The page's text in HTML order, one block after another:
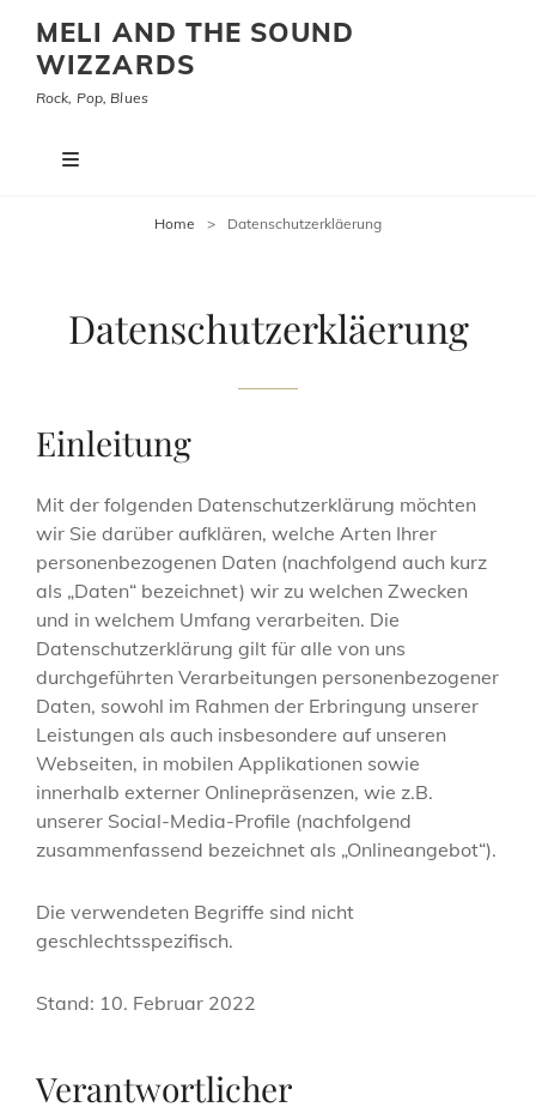
MELI AND THE SOUND
WIZZARDS
Rock, Pop, Blues
Home > Datenschutzerkläerung
Datenschutzerkläerung
Einleitung
Mit der folgenden Datenschutzerklärung möchten
wir Sie darüber aufklären, welche Arten Ihrer
personenbezogenen Daten (nachfolgend auch kurz
als „Daten“ bezeichnet) wir zu welchen Zwecken
und in welchem Umfang verarbeiten. Die
Datenschutzerklärung gilt für alle von uns
durchgeführten Verarbeitungen personenbezogener
Daten, sowohl im Rahmen der Erbringung unserer
Leistungen als auch insbesondere auf unseren
Webseiten, in mobilen Applikationen sowie
innerhalb externer Onlinepräsenzen, wie z.B.
unserer Social-Media-Profile (nachfolgend
zusammenfassend bezeichnet als „Onlineangebot“).
Die verwendeten Begriffe sind nicht
geschlechtsspezifisch.
Stand: 10. Februar 2022
Verantwortlicher